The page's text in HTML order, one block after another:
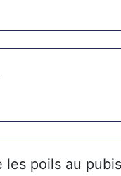
les poils au